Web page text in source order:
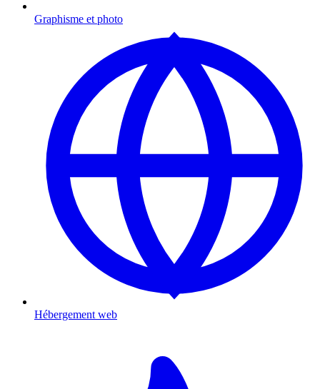
Graphisme et photo
Hébergement web